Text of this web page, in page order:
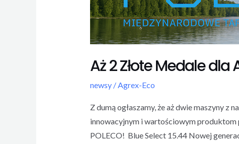
Aż 2 Złote Medale dla
newsy/Agrex-Eco
Z dumą ogłaszamy, że aż dwie maszyny
innowacyjnym i wartościowym
POLECO! Blue Select 15.44 Nowej